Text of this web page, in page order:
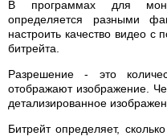
В программах для
определяется разными
настроить качество видео
битрейта.
Разрешение - это
отображают изображение.
детализированное
Битрейт определяет,